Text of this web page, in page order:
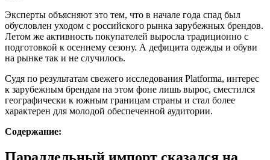
Эксперты объясняют это тем, что в начале года спад был
обусловлен уходом с российского рынка зарубежных брендов.
Летом же активность покупателей выросла традиционно с
подготовкой к осеннему сезону. А дефицита одежды и обуви
на рынке так и не случилось.
Судя по результатам свежего исследования Platforma, интерес
к зарубежным брендам на этом фоне лишь вырос, сместился
географически к южным границам страны и стал более
характерен для молодой обеспеченной аудитории.
Содержание:
Параллельный импорт сказался на